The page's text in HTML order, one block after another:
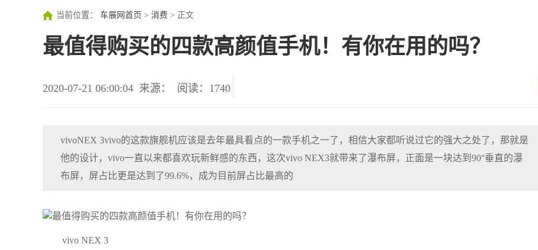
当前位置： 车展网首页 > 消费 > 正文
最值得购买的四款高颜值手机！有你在用的吗？
2020-07-21 06:00:04 来源： 阅读：1740
vivoNEX 3vivo的这款旗舰机应该是去年最具看点的一款手机之一了，相信大家都听说过它的强大之处了，那就是
他的设计，vivo一直以来都喜欢玩新鲜感的东西，这次vivo NEX3就带来了瀑布屏，正面是一块达到90°垂直的瀑
布屏，屏占比更是达到了99.6%，成为目前屏占比最高的
vivo NEX 3